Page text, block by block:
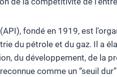
fondé en 1919, est
du pétrole et du gaz. Il a
du développement, de la
comme un “seuil